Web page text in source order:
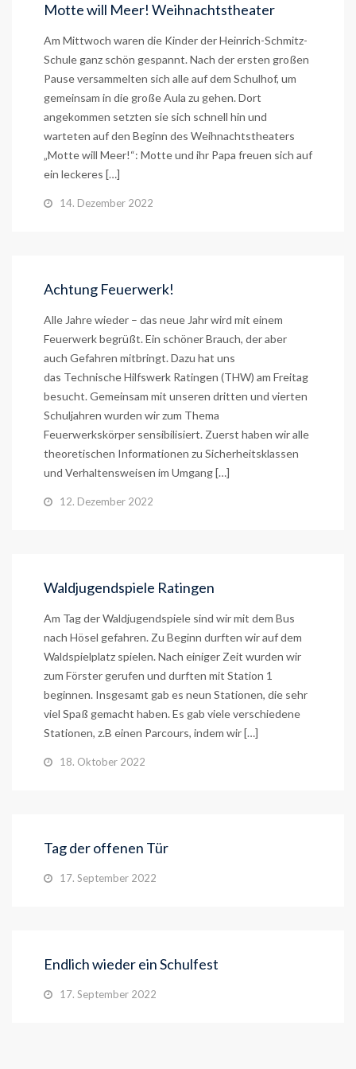
Motte will Meer! Weihnachtstheater
Am Mittwoch waren die Kinder der Heinrich-Schmitz-
Schule ganz schön gespannt. Nach der ersten großen
Pause versammelten sich alle auf dem Schulhof, um
gemeinsam in die große Aula zu gehen. Dort
angekommen setzten sie sich schnell hin und
warteten auf den Beginn des Weihnachtstheaters
„Motte will Meer!“: Motte und ihr Papa freuen sich auf
ein leckeres […]
14. Dezember 2022
Achtung Feuerwerk!
Alle Jahre wieder – das neue Jahr wird mit einem
Feuerwerk begrüßt. Ein schöner Brauch, der aber
auch Gefahren mitbringt. Dazu hat uns
das Technische Hilfswerk Ratingen (THW) am Freitag
besucht. Gemeinsam mit unseren dritten und vierten
Schuljahren wurden wir zum Thema
Feuerwerkskörper sensibilisiert. Zuerst haben wir alle
theoretischen Informationen zu Sicherheitsklassen
und Verhaltensweisen im Umgang […]
12. Dezember 2022
Waldjugendspiele Ratingen
Am Tag der Waldjugendspiele sind wir mit dem Bus
nach Hösel gefahren. Zu Beginn durften wir auf dem
Waldspielplatz spielen. Nach einiger Zeit wurden wir
zum Förster gerufen und durften mit Station 1
beginnen. Insgesamt gab es neun Stationen, die sehr
viel Spaß gemacht haben. Es gab viele verschiedene
Stationen, z.B einen Parcours, indem wir […]
18. Oktober 2022
Tag der offenen Tür
17. September 2022
Endlich wieder ein Schulfest
17. September 2022